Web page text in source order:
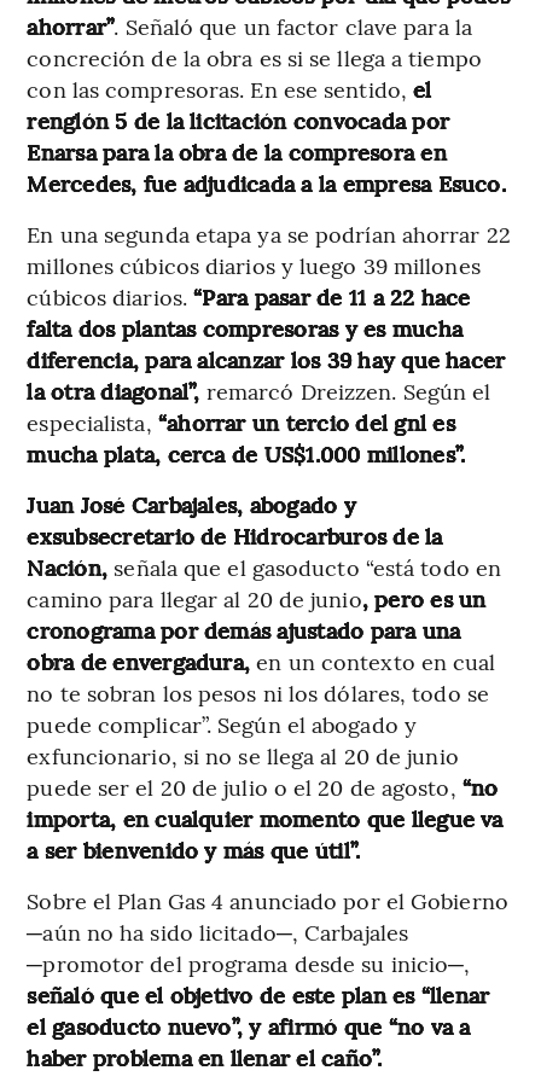
ahorrar”. Señaló que un factor clave para la
concreción de la obra es si se llega a tiempo
con las compresoras. En ese sentido, el
renglón 5 de la licitación convocada por
Enarsa para la obra de la compresora en
Mercedes, fue adjudicada a la empresa Esuco.
En una segunda etapa ya se podrían ahorrar 22
millones cúbicos diarios y luego 39 millones
cúbicos diarios. “Para pasar de 11 a 22 hace
falta dos plantas compresoras y es mucha
diferencia, para alcanzar los 39 hay que hacer
la otra diagonal”, remarcó Dreizzen. Según el
especialista, “ahorrar un tercio del gnl es
mucha plata, cerca de US$1.000 millones”.
Juan José Carbajales, abogado y
exsubsecretario de Hidrocarburos de la
Nación, señala que el gasoducto “está todo en
camino para llegar al 20 de junio, pero es un
cronograma por demás ajustado para una
obra de envergadura, en un contexto en cual
no te sobran los pesos ni los dólares, todo se
puede complicar”. Según el abogado y
exfuncionario, si no se llega al 20 de junio
puede ser el 20 de julio o el 20 de agosto, “no
importa, en cualquier momento que llegue va
a ser bienvenido y más que útil”.
Sobre el Plan Gas 4 anunciado por el Gobierno
─aún no ha sido licitado─, Carbajales
─promotor del programa desde su inicio─,
señaló que el objetivo de este plan es “llenar
el gasoducto nuevo”, y afirmó que “no va a
haber problema en llenar el caño”.